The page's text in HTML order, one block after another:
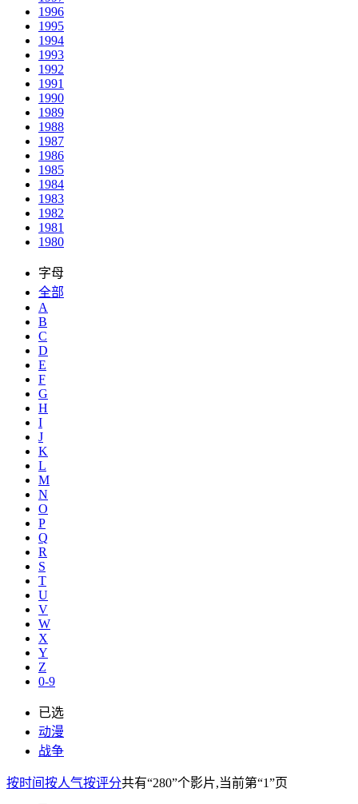
1996
1995
1994
1993
1992
1991
1990
1989
1988
1987
1986
1985
1984
1983
1982
1981
1980
字母
全部
A
B
C
D
E
F
G
H
I
J
K
L
M
N
O
P
Q
R
S
T
U
V
W
X
Y
Z
0-9
已选
动漫
战争
按时间按人气按评分共有“280”个影片,当前第“1”页